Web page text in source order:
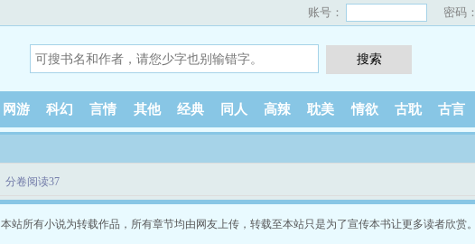
账号： 密码：
网游 科幻 言情 其他 经典 同人 高辣 耽美 情欲 古耽 古言
分卷阅读37
本站所有小说为转载作品，所有章节均由网友上传，转载至本站只是为了宣传本书让更多读者欣赏。